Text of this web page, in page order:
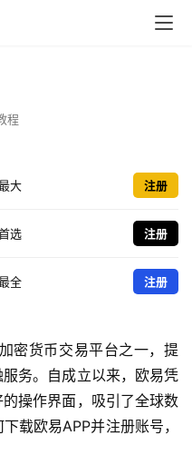
程
大 注册
选 注册
全 注册
密货币交易平台之一，提
务。自成立以来，欧易凭
操作界面，吸引了全球数
载欧易APP并注册账号，